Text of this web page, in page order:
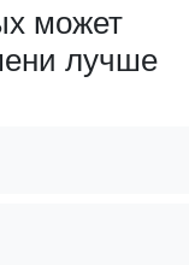
может
лучше